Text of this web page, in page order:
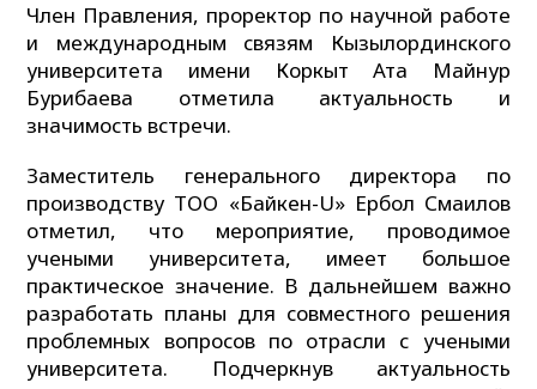
Член Правления, проректор по научной работе
и международным связям Кызылординского
университета имени Коркыт Ата Майнур
Бурибаева отметила актуальность и
значимость встречи.
Заместитель генерального директора по
производству ТОО «Байкен-U» Ербол Смаилов
отметил, что мероприятие, проводимое
учеными университета, имеет большое
практическое значение. В дальнейшем важно
разработать планы для совместного решения
проблемных вопросов по отрасли с учеными
университета. Подчеркнув актуальность